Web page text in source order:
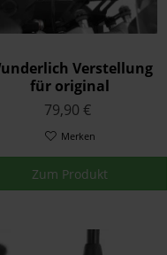
Verstellung
für original
Schwarz
79,90 €
Merken
Zum Produkt